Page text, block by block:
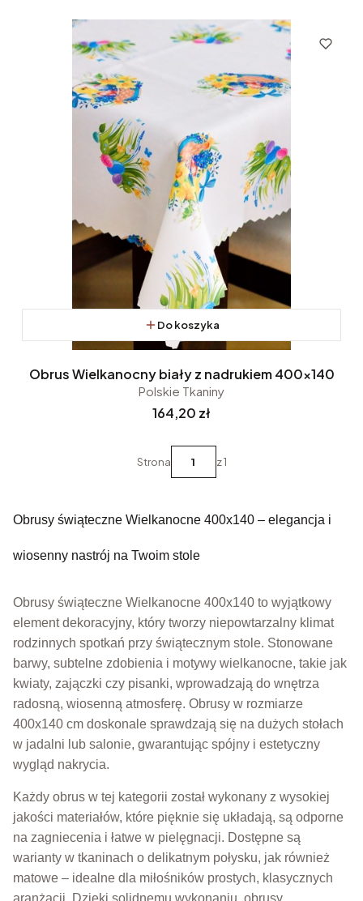
Do koszyka
Obrus Wielkanocny biały z nadrukiem 400x140
Polskie Tkaniny
Cena
164,20 zł
Strona z 1
Obrusy świąteczne Wielkanocne 400x140 – elegancja i
wiosenny nastrój na Twoim stole
Obrusy świąteczne Wielkanocne 400x140 to wyjątkowy
element dekoracyjny, który tworzy niepowtarzalny klimat
rodzinnych spotkań przy świątecznym stole. Stonowane
barwy, subtelne zdobienia i motywy wielkanocne, takie jak
kwiaty, zajączki czy pisanki, wprowadzają do wnętrza
radosną, wiosenną atmosferę. Obrusy w rozmiarze
400x140 cm doskonale sprawdzają się na dużych stołach
w jadalni lub salonie, gwarantując spójny i estetyczny
wygląd nakrycia.
Każdy obrus w tej kategorii został wykonany z wysokiej
jakości materiałów, które pięknie się układają, są odporne
na zagniecenia i łatwe w pielęgnacji. Dostępne są
warianty w tkaninach o delikatnym połysku, jak również
matowe – idealne dla miłośników prostych, klasycznych
aranżacji. Dzięki solidnemu wykonaniu, obrusy